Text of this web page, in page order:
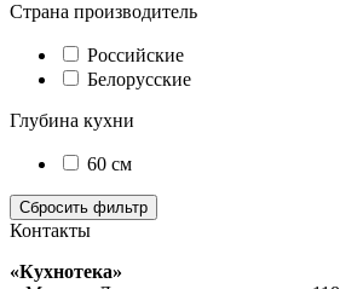
Страна производитель
Российские
Белорусские
Глубина кухни
60 см
Контакты
«Кухнотека»